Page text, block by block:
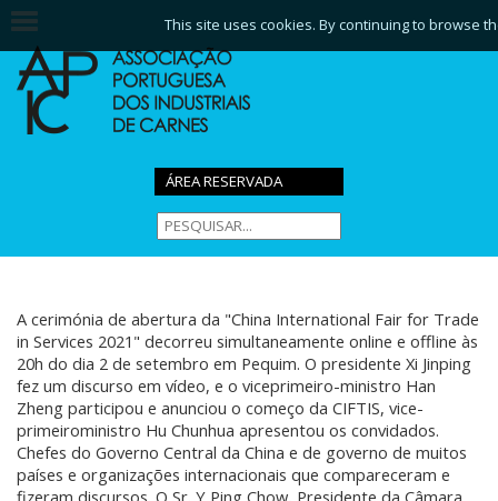
ÁREA RESERVADA
A cerimónia de abertura da "China International Fair for Trade
in Services 2021" decorreu simultaneamente online e offline às
20h do dia 2 de setembro em Pequim. O presidente Xi Jinping
fez um discurso em vídeo, e o viceprimeiro-ministro Han
Zheng participou e anunciou o começo da CIFTIS, vice-
primeiroministro Hu Chunhua apresentou os convidados.
Chefes do Governo Central da China e de governo de muitos
países e organizações internacionais que compareceram e
fizeram discursos. O Sr. Y Ping Chow, Presidente da Câmara
This site uses cookies. By continuing to browse